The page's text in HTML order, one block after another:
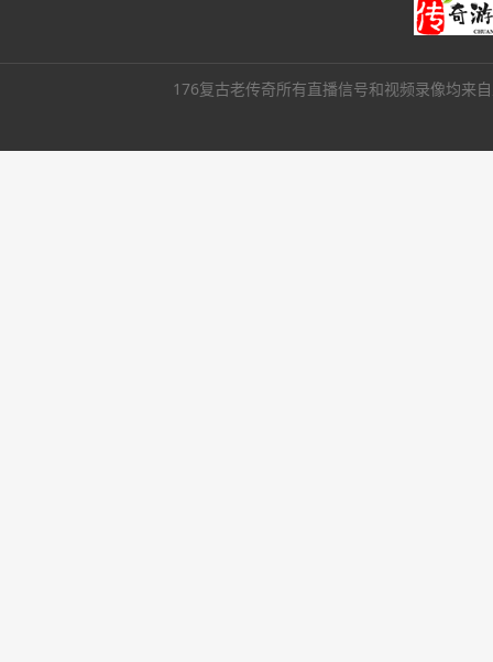
176复古老传奇所有直播信号和视频录像均来